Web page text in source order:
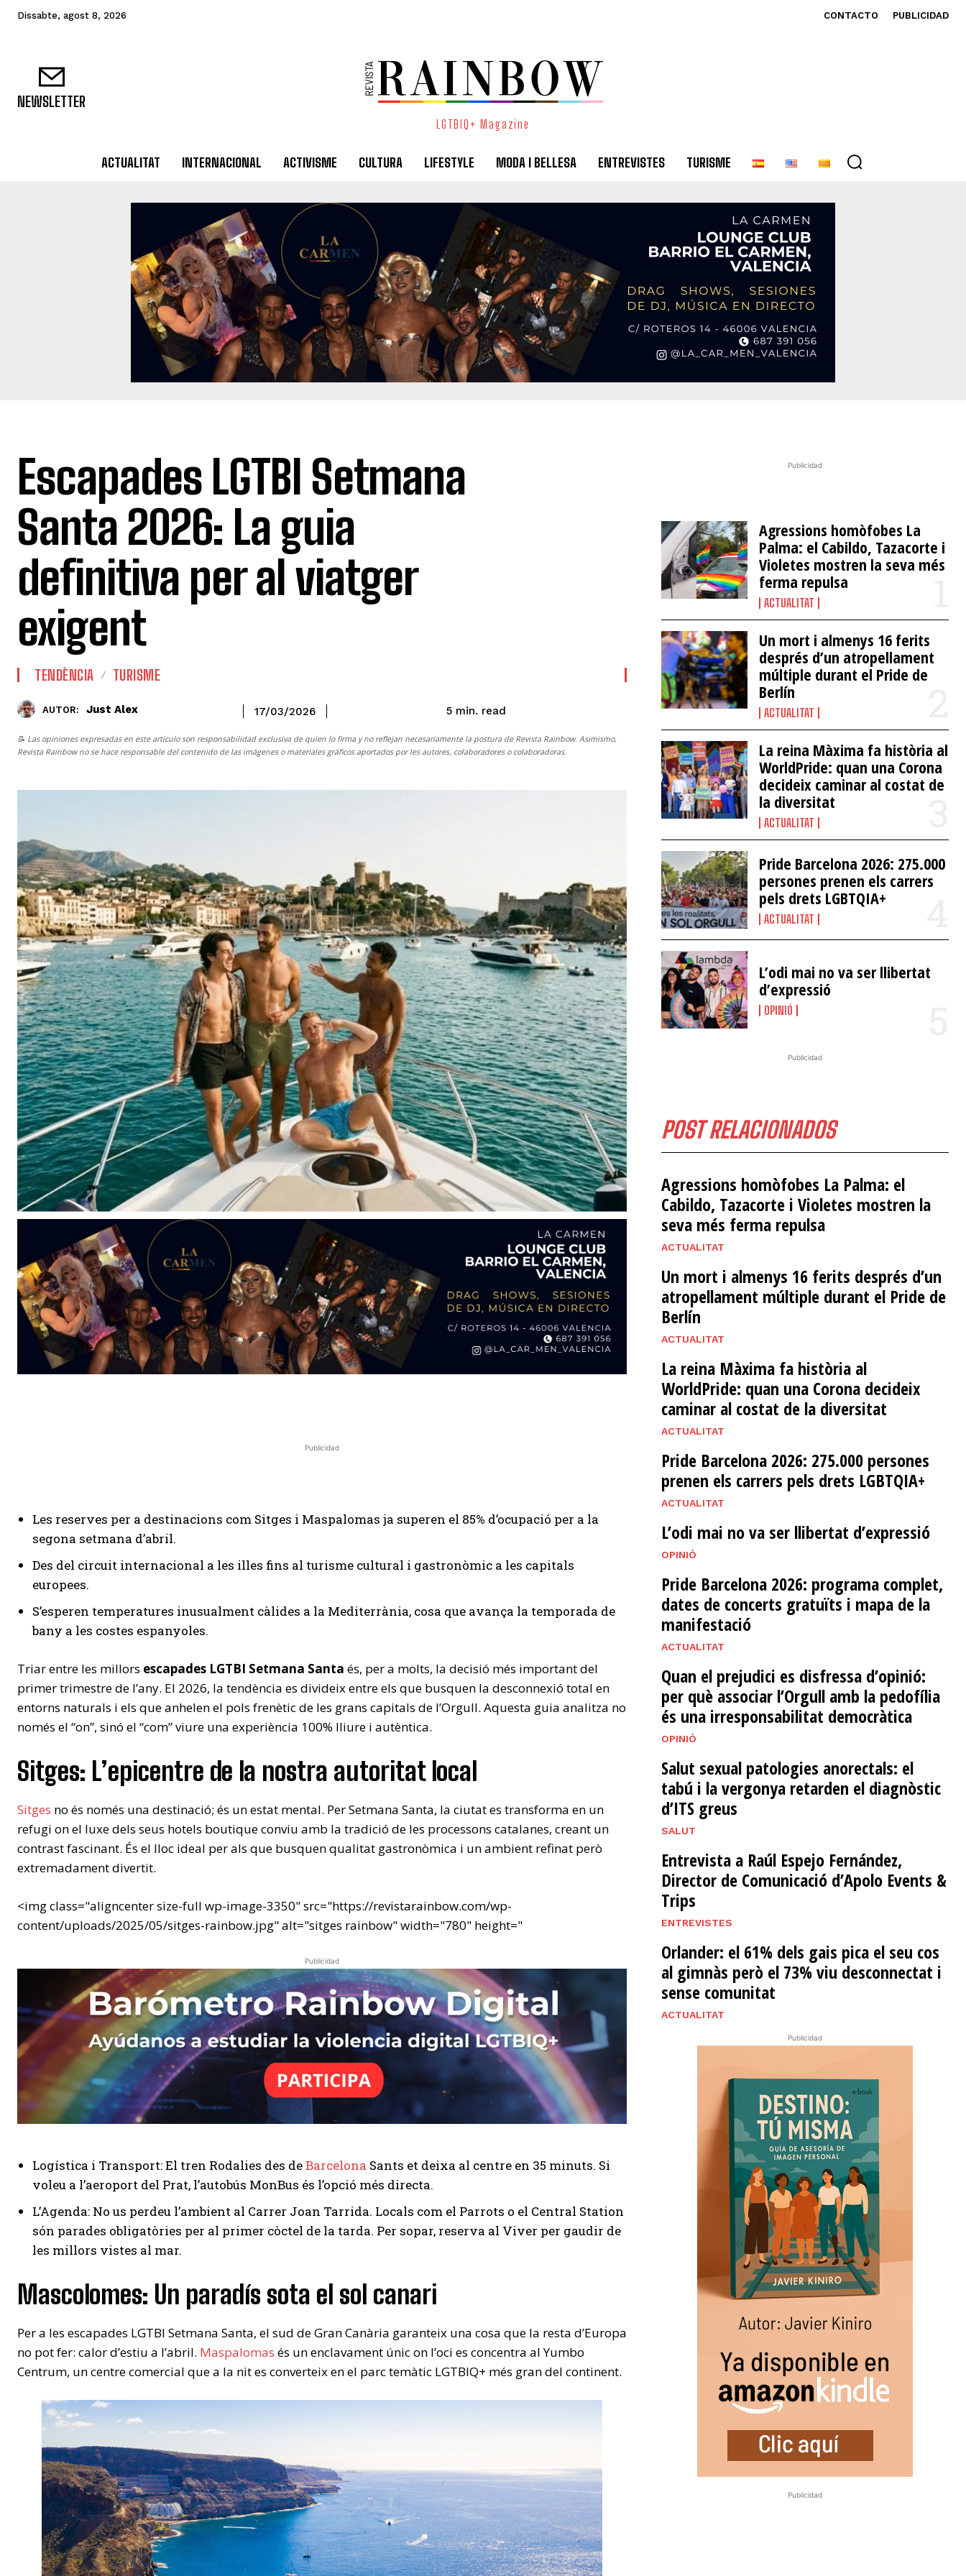
Dissabte, agost 8, 2026 CONTACTO PUBLICIDAD
NEWSLETTER
LGTBIQ+ Magazine
ACTUALITAT INTERNACIONAL ACTIVISME CULTURA LIFESTYLE MODA I BELLESA ENTREVISTES TURISME
Escapades LGTBI Setmana
Santa 2026: La guia
definitiva per al viatger
exigent
TENDÈNCIA TURISME
AUTOR: Just Alex 17/03/2026 5 min. read
📝 Las opiniones expresadas en este artículo son responsabilidad exclusiva de quien lo firma y no reflejan necesariamente la postura de Revista Rainbow. Asimismo,
Revista Rainbowno se hace responsable del contenido de las imágenes o materiales gráficos aportados por les autores, colaboradores o colaboradoras.
Publicidad
Les reserves per a destinacions com Sitges i Maspalomas ja superen el 85% d’ocupació per a la
segona setmana d’abril.
Des del circuit internacional a les illes fins al turisme cultural i gastronòmic a les capitals
europees.
S’esperen temperatures inusualment càlides a la Mediterrània, cosa que avança la temporada de
bany a les costes espanyoles.
Triar entre les millors escapades LGTBI Setmana Santa és, per a molts, la decisió més important del
primer trimestre de l’any. El 2026, la tendència es divideix entre els que busquen la desconnexió total en
entorns naturals i els que anhelen el pols frenètic de les grans capitals de l’Orgull. Aquesta guia analitza no
només el “on”, sinó el “com” viure una experiència 100% lliure i autèntica.
Sitges: L’epicentre de la nostra autoritat local
Sitges no és només una destinació; és un estat mental. Per Setmana Santa, la ciutat es transforma en un
refugi on el luxe dels seus hotels boutique conviu amb la tradició de les processons catalanes, creant un
contrast fascinant. És el lloc ideal per als que busquen qualitat gastronòmica i un ambient refinat però
extremadament divertit.
<img class="aligncenter size-full wp-image-3350" src="https://revistarainbow.com/wp-
content/uploads/2025/05/sitges-rainbow.jpg" alt="sitges rainbow" width="780" height="
Publicidad
Logística i Transport: El tren Rodalies des deBarcelona Sants et deixa al centre en 35 minuts. Si
voleu a l’aeroport del Prat, l’autobús MonBus és l’opció més directa.
L’Agenda: No us perdeu l’ambient al Carrer Joan Tarrida. Locals com el Parrots o el Central Station
són parades obligatòries per al primer còctel de la tarda. Per sopar, reserva al Viver per gaudir de
les millors vistes al mar.
Mascolomes: Un paradís sota el sol canari
Per a les escapades LGTBI Setmana Santa, el sud de Gran Canària garanteix una cosa que la resta d’Europa
no pot fer: calor d’estiu a l’abril. Maspalomas és un enclavament únic on l’oci es concentra al Yumbo
Centrum, un centre comercial que a la nit es converteix en el parc temàtic LGTBIQ+ més gran del continent.
Publicidad
​Agressions homòfobes La
Palma: el Cabildo, Tazacorte i
Violetes mostren la seva més
ferma repulsa
ACTUALITAT
Un mort i almenys 16 ferits
després d’un atropellament
múltiple durant el Pride de
Berlín
ACTUALITAT
La reina Màxima fa història al
WorldPride: quan una Corona
decideix caminar al costat de
la diversitat
ACTUALITAT
Pride Barcelona 2026: 275.000
persones prenen els carrers
pels drets LGBTQIA+
ACTUALITAT
L’odi mai no va ser llibertat
d’expressió
OPINIÓ
Publicidad
POST RELACIONADOS
​Agressions homòfobes La Palma: el
Cabildo, Tazacorte i Violetes mostren la
seva més ferma repulsa
ACTUALITAT
Un mort i almenys 16 ferits després d’un
atropellament múltiple durant el Pride de
Berlín
ACTUALITAT
La reina Màxima fa història al
WorldPride: quan una Corona decideix
caminar al costat de la diversitat
ACTUALITAT
Pride Barcelona 2026: 275.000 persones
prenen els carrers pels drets LGBTQIA+
ACTUALITAT
L’odi mai no va ser llibertat d’expressió
OPINIÓ
Pride Barcelona 2026: programa complet,
dates de concerts gratuïts i mapa de la
manifestació
ACTUALITAT
Quan el prejudici es disfressa d’opinió:
per què associar l’Orgull amb la pedofília
és una irresponsabilitat democràtica
OPINIÓ
Salut sexual patologies anorectals: el
tabú i la vergonya retarden el diagnòstic
d’ITS greus
SALUT
Entrevista a Raúl Espejo Fernández,
Director de Comunicació d’Apolo Events &
Trips
ENTREVISTES
Orlander: el 61% dels gais pica el seu cos
al gimnàs però el 73% viu desconnectat i
sense comunitat
ACTUALITAT
Publicidad
Publicidad